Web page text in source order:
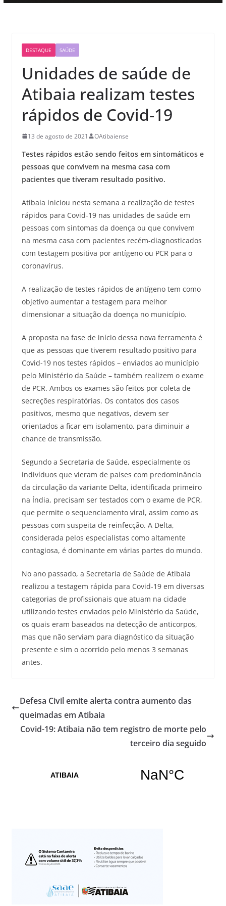
DESTAQUE SAÚDE
Unidades de saúde de
Atibaia realizam testes
rápidos de Covid-19
13 de agosto de 2021 OAtibaiense
Testes rápidos estão sendo feitos em sintomáticos e
pessoas que convivem na mesma casa com
pacientes que tiveram resultado positivo.
Atibaia iniciou nesta semana a realização de testes
rápidos para Covid-19 nas unidades de saúde em
pessoas com sintomas da doença ou que convivem
na mesma casa com pacientes recém-diagnosticados
com testagem positiva por antígeno ou PCR para o
coronavírus.
A realização de testes rápidos de antígeno tem como
objetivo aumentar a testagem para melhor
dimensionar a situação da doença no município.
A proposta na fase de início dessa nova ferramenta é
que as pessoas que tiverem resultado positivo para
Covid-19 nos testes rápidos – enviados ao município
pelo Ministério da Saúde – também realizem o exame
de PCR. Ambos os exames são feitos por coleta de
secreções respiratórias. Os contatos dos casos
positivos, mesmo que negativos, devem ser
orientados a ficar em isolamento, para diminuir a
chance de transmissão.
Segundo a Secretaria de Saúde, especialmente os
indivíduos que vieram de países com predominância
da circulação da variante Delta, identificada primeiro
na Índia, precisam ser testados com o exame de PCR,
que permite o sequenciamento viral, assim como as
pessoas com suspeita de reinfecção. A Delta,
considerada pelos especialistas como altamente
contagiosa, é dominante em várias partes do mundo.
No ano passado, a Secretaria de Saúde de Atibaia
realizou a testagem rápida para Covid-19 em diversas
categorias de profissionais que atuam na cidade
utilizando testes enviados pelo Ministério da Saúde,
os quais eram baseados na detecção de anticorpos,
mas que não serviam para diagnóstico da situação
presente e sim o ocorrido pelo menos 3 semanas
antes.
Defesa Civil emite alerta contra aumento das
queimadas em Atibaia
Covid-19: Atibaia não tem registro de morte pelo
terceiro dia seguido